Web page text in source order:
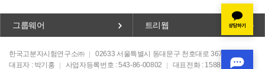
그룹웨어 트리웹
한국고분자시험연구소㈜
02633 서울특별시 동대문구 천호대로 367, 폴리빌딩
대표자 : 박기홍
사업자등록번호 : 543-86-00802 대표전화 : 1588-1574